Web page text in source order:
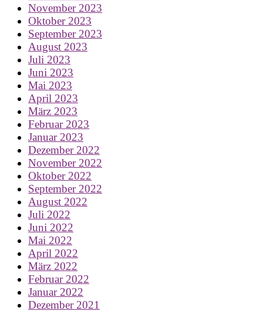
November 2023
Oktober 2023
September 2023
August 2023
Juli 2023
Juni 2023
Mai 2023
April 2023
März 2023
Februar 2023
Januar 2023
Dezember 2022
November 2022
Oktober 2022
September 2022
August 2022
Juli 2022
Juni 2022
Mai 2022
April 2022
März 2022
Februar 2022
Januar 2022
Dezember 2021